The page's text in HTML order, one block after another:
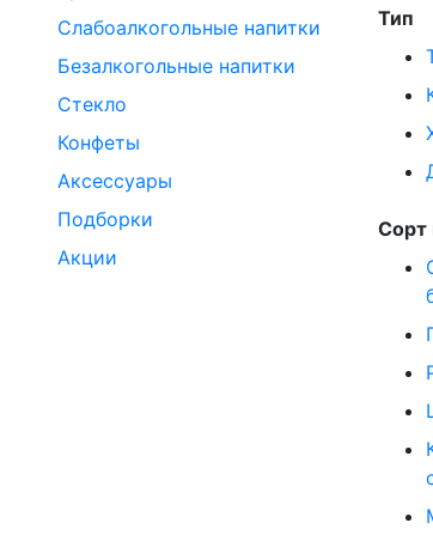
Слабоалкогольные напитки
Безалкогольные напитки
Стекло
Конфеты
Аксессуары
Подборки
Акции
Тип
Сорт